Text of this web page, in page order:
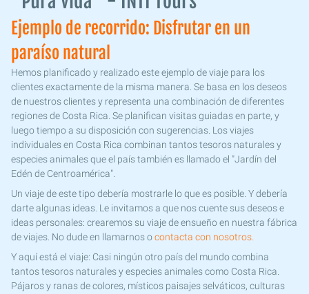
Ejemplo de recorrido: Disfrutar en un
paraíso natural
Hemos planificado y realizado este ejemplo de viaje para los
clientes exactamente de la misma manera. Se basa en los deseos
de nuestros clientes y representa una combinación de diferentes
regiones de Costa Rica. Se planifican visitas guiadas en parte, y
luego tiempo a su disposición con sugerencias. Los viajes
individuales en Costa Rica combinan tantos tesoros naturales y
especies animales que el país también es llamado el "Jardín del
Edén de Centroamérica".
Un viaje de este tipo debería mostrarle lo que es posible. Y debería
darte algunas ideas. Le invitamos a que nos cuente sus deseos e
ideas personales: crearemos su viaje de ensueño en nuestra fábrica
de viajes. No dude en llamarnos ocontacta con nosotros.
Y aquí está el viaje: Casi ningún otro país del mundo combina
tantos tesoros naturales y especies animales como Costa Rica.
Pájaros y ranas de colores, místicos paisajes selváticos, culturas